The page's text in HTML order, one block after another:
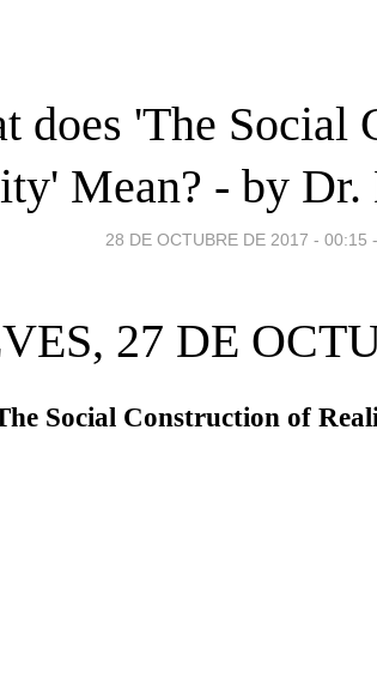
does 'The Social
Mean? - by
28 DE OCTUBRE DE 2017 - 00:15 -
27 DE
Social Construction of